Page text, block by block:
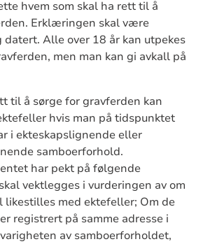
hvem som skal ha rett til å
Erklæringen skal være
datert. Alle over 18 år kan utpekes
men man kan gi avkall på
til å sørge for gravferden kan
hvis man på tidspunktet
i ekteskapslignende eller
samboerforhold.
har pekt på følgende
vektlegges i vurderingen av om
likestilles med ektefeller; Om de
registrert på samme adresse i
av samboerforholdet,